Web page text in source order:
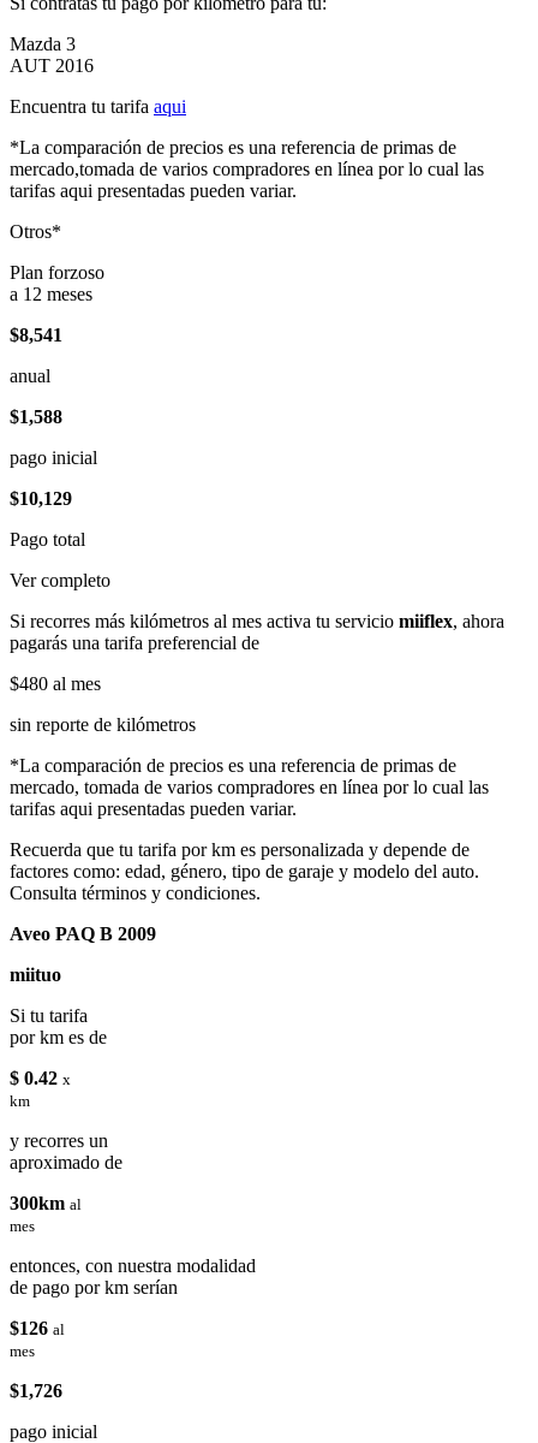
Mazda 3
AUT 2016
Encuentra tu tarifa aqui
*La comparación de precios es una referencia de primas de
mercado,tomada de varios compradores en línea por lo cual las
tarifas aqui presentadas pueden variar.
Otros*
Plan forzoso
a 12 meses
$8,541
anual
$1,588
pago inicial
$10,129
Pago total
Ver completo
Si recorres más kilómetros al mes activa tu servicio miiflex, ahora
pagarás una tarifa preferencial de
$480 al mes
sin reporte de kilómetros
*La comparación de precios es una referencia de primas de
mercado, tomada de varios compradores en línea por lo cual las
tarifas aqui presentadas pueden variar.
Recuerda que tu tarifa por km es personalizada y depende de
factores como: edad, género, tipo de garaje y modelo del auto.
Consulta términos y condiciones.
Aveo PAQ B 2009
miituo
Si tu tarifa
por km es de
$ 0.42 x
km
y recorres un
aproximado de
300km al
mes
entonces, con nuestra modalidad
de pago por km serían
$126 al
mes
$1,726
pago inicial